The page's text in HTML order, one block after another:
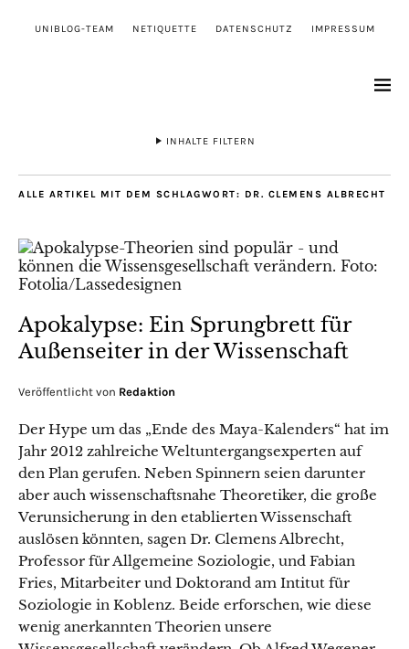
UNIBLOG-TEAM NETIQUETTE DATENSCHUTZ IMPRESSUM
INHALTE FILTERN
ALLE ARTIKEL MIT DEM SCHLAGWORT: DR. CLEMENS ALBRECHT
Apokalypse: Ein Sprungbrett für
Außenseiter in der Wissenschaft
Veröffentlicht von Redaktion
Der Hype um das „Ende des Maya-Kalenders“ hat im
Jahr 2012 zahlreiche Weltuntergangsexperten auf
den Plan gerufen. Neben Spinnern seien darunter
aber auch wissenschaftsnahe Theoretiker, die große
Verunsicherung in den etablierten Wissenschaft
auslösen könnten, sagen Dr. Clemens Albrecht,
Professor für Allgemeine Soziologie, und Fabian
Fries, Mitarbeiter und Doktorand am Intitut für
Soziologie in Koblenz. Beide erforschen, wie diese
wenig anerkannten Theorien unsere